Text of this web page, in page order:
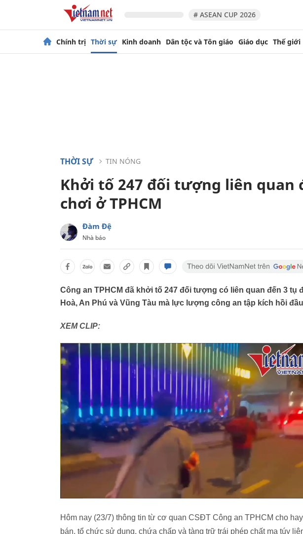
# ASEAN CUP 2026
Chính trị Thời sự Kinh doanh Dân tộc và Tôn giáo Giáo dục Thế giới
THỜI SỰ TIN NÓNG
Khởi tố 247 đối tượng liên quan
chơi ở TPHCM
Đàm Đệ
Nhà báo
Công an TPHCM đã khởi tố 247 đối tượng có liên quan đến 3
Hoà, An Phú và Vũng Tàu mà lực lượng công an tập kích hồi
XEM CLIP:
Hôm nay (23/7) thông tin từ cơ quan CSĐT Công an TPHCM cho
bán, tổ chức sử dụng, chứa chấp và tàng trữ trái phép chất ma túy